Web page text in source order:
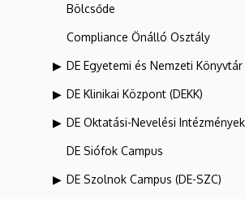
Bölcsőde
Compliance Önálló Osztály
DE Egyetemi és Nemzeti Könyvtár
DE Klinikai Központ (DEKK)
DE Oktatási-Nevelési Intézmények
DE Siófok Campus
DE Szolnok Campus (DE-SZC)